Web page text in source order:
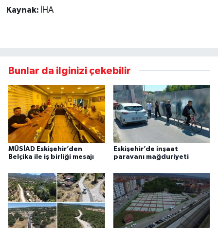
Kaynak: İHA
Bunlar da ilginizi çekebilir
MÜSİAD Eskişehir’den
Belçika ile iş birliği mesajı
Eskişehir’de inşaat
paravanı mağduriyeti